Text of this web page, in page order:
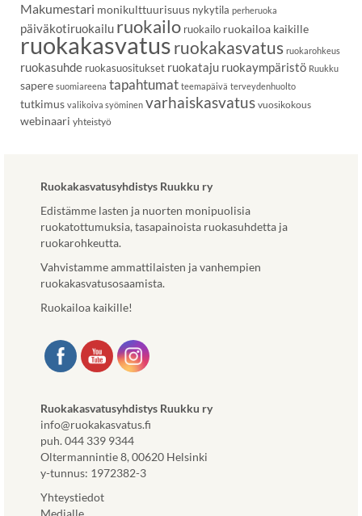
Makumestari monikulttuurisuus nykytila perheruoka
päiväkotiruokailu ruokailo ruokailo ruokailoa kaikille
ruokakasvatus ruokakasvatus ruokarohkeus
ruokasuhde ruokasuositukset ruokataju ruokaympäristö Ruukku
sapere suomiareena tapahtumat teemapäivä terveydenhuolto
tutkimus valikoiva syöminen varhaiskasvatus vuosikokous
webinaari yhteistyö
Ruokakasvatusyhdistys Ruukku ry
Edistämme lasten ja nuorten monipuolisia
ruokatottumuksia, tasapainoista ruokasuhdetta ja
ruokarohkeutta.
Vahvistamme ammattilaisten ja vanhempien
ruokakasvatusosaamista.
Ruokailoa kaikille!
Ruokakasvatusyhdistys Ruukku ry
info@ruokakasvatus.fi
puh. 044 339 9344
Oltermannintie 8, 00620 Helsinki
y-tunnus: 1972382-3
Yhteystiedot
Medialle